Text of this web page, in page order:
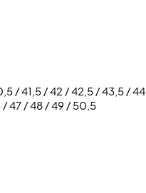
/ 41,5 / 42 / 42,5 / 43,5 /
/ 47 / 48 / 49 / 50,5